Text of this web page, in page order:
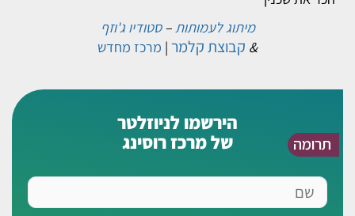
תרומה
מיתוג לעמותות–סטודיו ג'וזף
קבוצת קלמר|מרכז מחדש
הירשמו לניוזלטר
של מרכז רוסינג